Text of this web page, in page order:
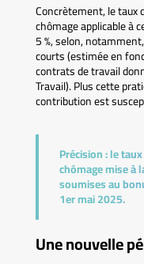
Concrètement, le taux
chômage applicable à
5 %, selon,
courts (estimée en
contrats de travail
Travail). Plus cette
contribution est
Précision :le
chômage mise à
soumises au
1er mai 2025.
Une nouvelle